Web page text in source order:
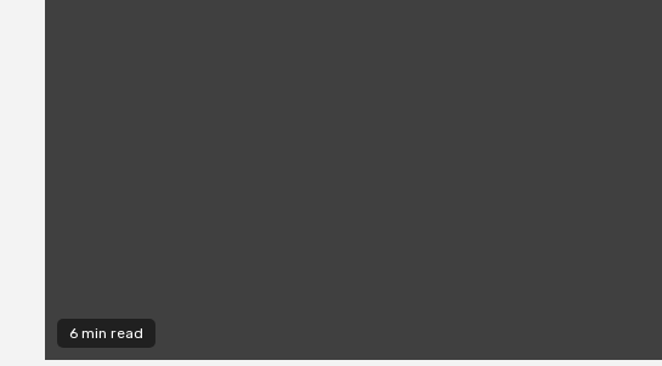
6 min read